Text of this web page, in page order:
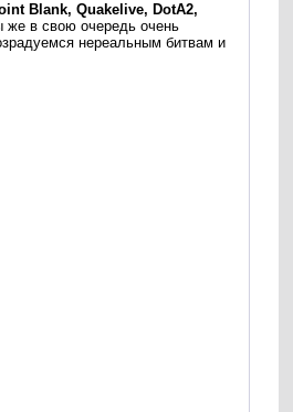
Blank, Quakelive, DotA2,
же в свою очередь очень
нереальным битвам и